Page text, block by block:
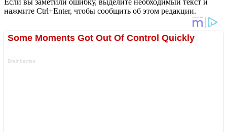
нажмите Ctrl+Enter, чтобы сообщить об этом редакции.